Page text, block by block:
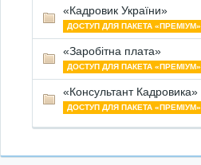
«Кадровик України»
ДОСТУП ДЛЯ ПАКЕТА «ПРЕМІУМ»
«Заробітна плата»
ДОСТУП ДЛЯ ПАКЕТА «ПРЕМІУМ»
«Консультант Кадровика»
ДОСТУП ДЛЯ ПАКЕТА «ПРЕМІУМ»